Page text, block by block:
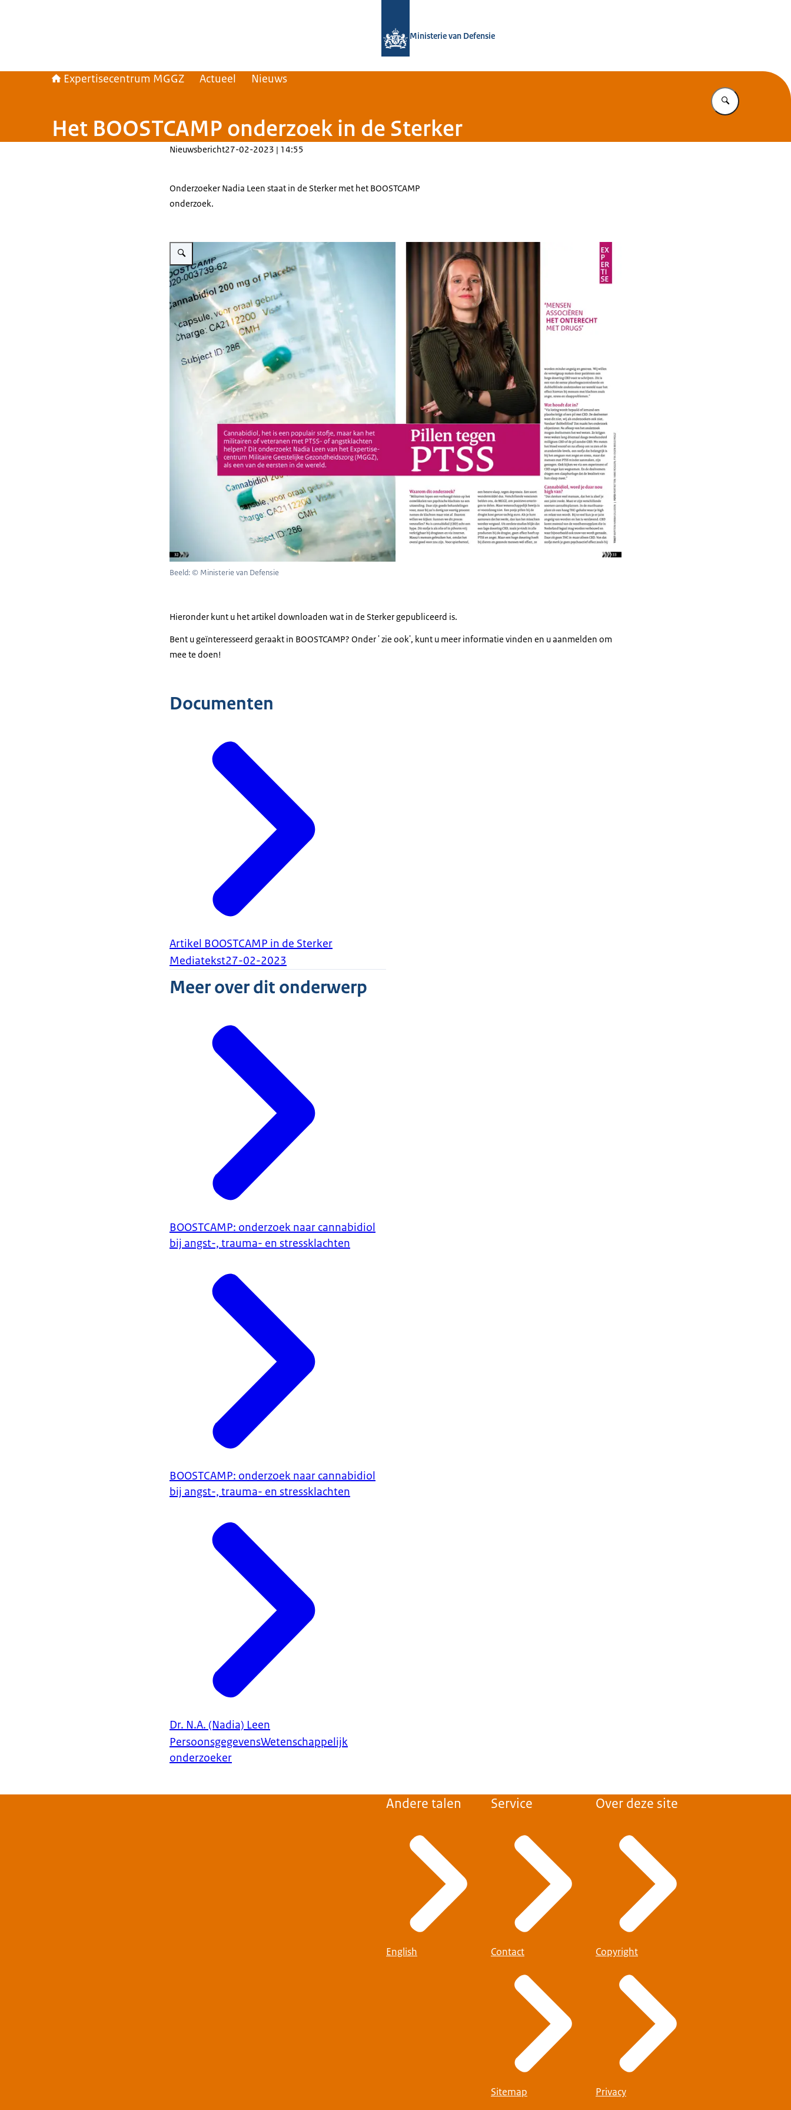
Ministerie van Defensie
Expertisecentrum MGGZ Actueel Nieuws
Vul in wat u
Het BOOSTCAMP onderzoek in de Sterker
Nieuwsbericht27-02-2023 | 14:55
Onderzoeker Nadia Leen staat in de Sterker met het BOOSTCAMP
onderzoek.
Vergroot afbeelding Artikel in de Sterker over BOOSTCAMP
Beeld: © Ministerie van Defensie
Hieronder kunt u het artikel downloaden wat in de Sterker gepubliceerd is.
Bent u geïnteresseerd geraakt in BOOSTCAMP? Onder ' zie ook', kunt u meer informatie vinden en u aanmelden om
mee te doen!
Documenten
Artikel BOOSTCAMP in de Sterker
Mediatekst27-02-2023
Meer over dit onderwerp
BOOSTCAMP: onderzoek naar cannabidiol
bij angst-, trauma- en stressklachten
BOOSTCAMP: onderzoek naar cannabidiol
bij angst-, trauma- en stressklachten
Dr. N.A. (Nadia) Leen
PersoonsgegevensWetenschappelijk
onderzoeker
Andere talen
English
Service
Contact
Sitemap
Over deze site
Copyright
Privacy